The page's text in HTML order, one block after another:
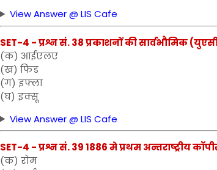
View Answer @ LIS Cafe
SET-4 - प्रश्न सं. 38 प्रकाशनों की सार्वभौमिक
(क) आईएलए
(ख) फिड
(ग) इफ्ला
(घ) इक्सू
View Answer @ LIS Cafe
SET-4 - प्रश्न सं. 39 1886 मे प्रथम अन्तराष्ट्रीय
(क) रोम